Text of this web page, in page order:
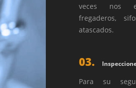
veces nos
fregaderos,
atascados.
03.
Para su